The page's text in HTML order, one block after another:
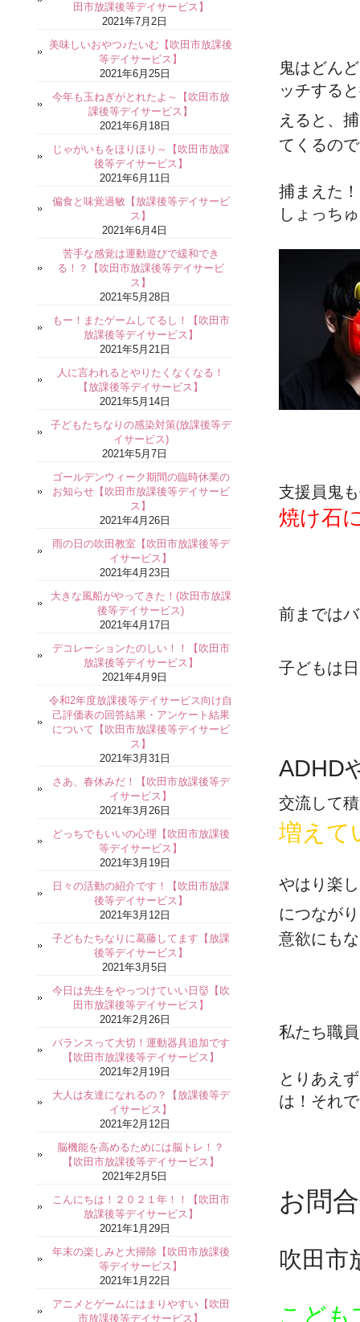
鬼はどん
ッチする
えると、
てくるの
捕まえた
しょっち
支援員鬼
焼け石
前までは
子どもは
ADHD
交流して
増えて
やはり楽
につなが
意欲にも
私たち職
とりあえ
は！それ
お問
吹田市
こども
田市放課後等デイサービス】
2021年7月2日
美味しいおやつ♪たいむ【吹田市放課後
等デイサービス】
2021年6月25日
今年も玉ねぎがとれたよ～【吹田市放
課後等デイサービス】
2021年6月18日
じゃがいもをほりほり～【吹田市放課
後等デイサービス】
2021年6月11日
偏食と味覚過敏【放課後等デイサービ
ス】
2021年6月4日
苦手な感覚は運動遊びで緩和でき
る！？【吹田市放課後等デイサービ
ス】
2021年5月28日
もー！またゲームしてるし！【吹田市
放課後等デイサービス】
2021年5月21日
人に言われるとやりたくなくなる！
【放課後等デイサービス】
2021年5月14日
子どもたちなりの感染対策(放課後等デ
イサービス)
2021年5月7日
ゴールデンウィーク期間の臨時休業の
お知らせ【吹田市放課後等デイサービ
ス】
2021年4月26日
雨の日の吹田教室【吹田市放課後等デ
イサービス】
2021年4月23日
大きな風船がやってきた！(吹田市放課
後等デイサービス)
2021年4月17日
デコレーションたのしい！！【吹田市
放課後等デイサービス】
2021年4月9日
令和2年度放課後等デイサービス向け自
己評価表の回答結果・アンケート結果
について【吹田市放課後等デイサービ
ス】
2021年3月31日
さあ、春休みだ！【吹田市放課後等デ
イサービス】
2021年3月26日
どっちでもいいの心理【吹田市放課後
等デイサービス】
2021年3月19日
日々の活動の紹介です！【吹田市放課
後等デイサービス】
2021年3月12日
子どもたちなりに葛藤してます【放課
後等デイサービス】
2021年3月5日
今日は先生をやっつけていい日👹【吹
田市放課後等デイサービス】
2021年2月26日
バランスって大切！運動器具追加です
【吹田市放課後等デイサービス】
2021年2月19日
大人は友達になれるの？【放課後等デ
イサービス】
2021年2月12日
脳機能を高めるためには脳トレ！？
【吹田市放課後等デイサービス】
2021年2月5日
こんにちは！２０２１年！！【吹田市
放課後等デイサービス】
2021年1月29日
年末の楽しみと大掃除【吹田市放課後
等デイサービス】
2021年1月22日
アニメとゲームにはまりやすい【吹田
市放課後等デイサービス】